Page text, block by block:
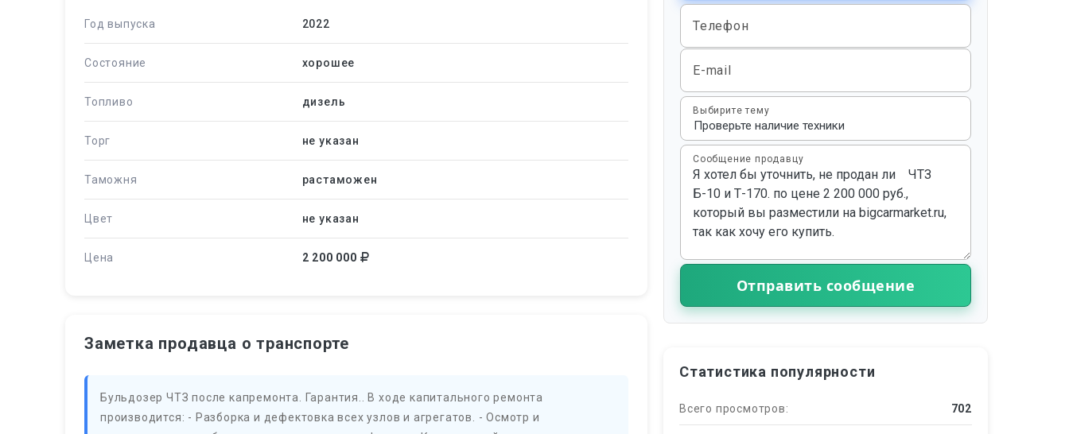
Год выпуска 2022
Состояние хорошее
Топливо дизель
Торг не указан
Таможня растаможен
Цвет не указан
Цена 2 200 000
Заметка продавца о транспорте
Бульдозер ЧТЗ после капремонта. Гарантия.. В ходе капитального ремонта
производится: - Разборка и дефектовка всех узлов и агрегатов. - Осмотр и
Телефон
E-mail
Выбирите тему
Сообщение продавцу
Отправить сообщение
Статистика популярности
Всего просмотров: 702